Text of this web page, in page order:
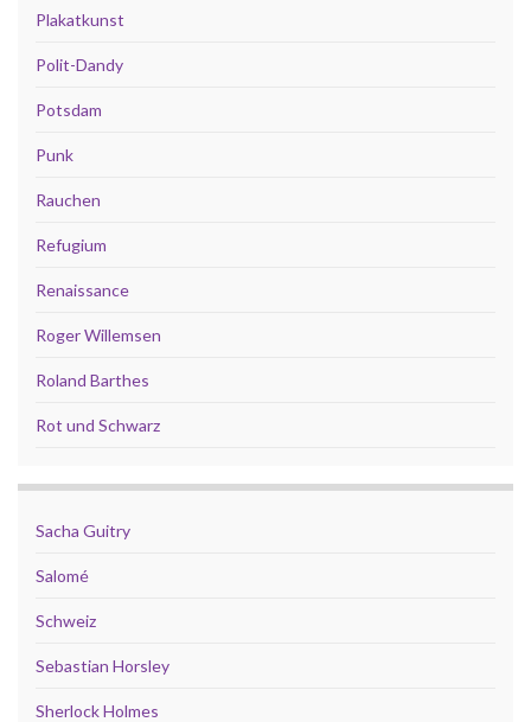
Plakatkunst
Polit-Dandy
Potsdam
Punk
Rauchen
Refugium
Renaissance
Roger Willemsen
Roland Barthes
Rot und Schwarz
Sacha Guitry
Salomé
Schweiz
Sebastian Horsley
Sherlock Holmes